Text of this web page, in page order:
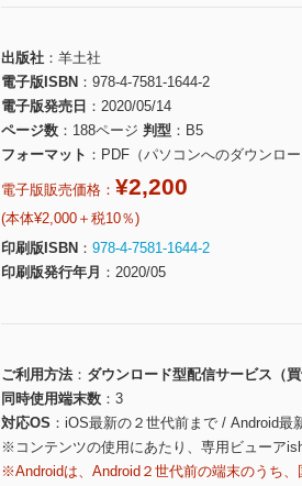
出版社
羊土社
電子版ISBN
978-4-7581-1644-2
電子版発売日
2020/05/14
ページ数
188ページ 判型
B5
フォーマット
PDF（パソコンへのダウンロー
電子版販売価格： ¥2,200
(本体¥2,000＋税10％)
印刷版ISBN
978-4-7581-1644-2
印刷版発行年月
2020/05
ご利用方法
ダウンロード型配信サービス（買
同時使用端末数
3
対応OS
iOS最新の２世代前まで / Android最
※コンテンツの使用にあたり、専用ビューア
※Androidは、Android２世代前の端末のうち